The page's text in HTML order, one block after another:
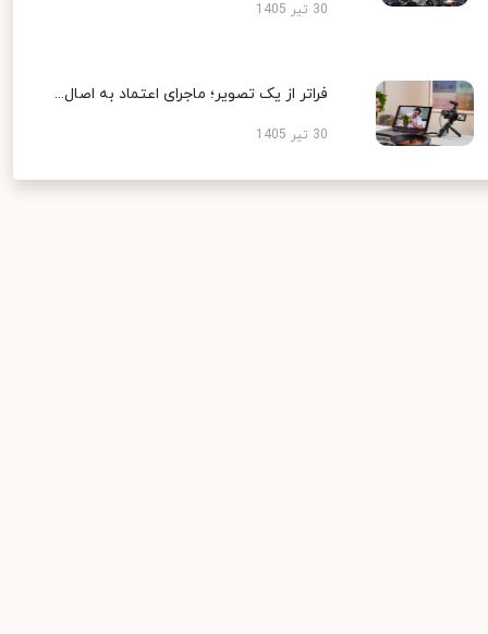
30 تیر 1405
فراتر از یک تصویر؛ ماجرای اعتماد به اصال...
30 تیر 1405